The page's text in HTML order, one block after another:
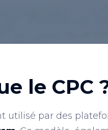
le CPC
utilisé par des